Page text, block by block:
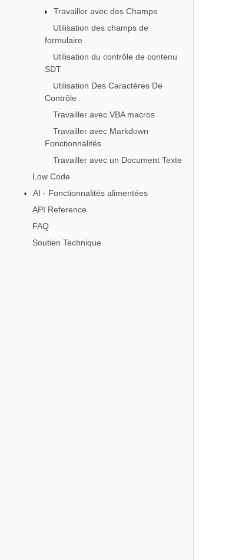
Travailler avec des Champs
Utilisation des champs de
formulaire
Utilisation du contrôle de contenu
SDT
Utilisation Des Caractères De
Contrôle
Travailler avec VBA macros
Travailler avec Markdown
Fonctionnalités
Travailler avec un Document Texte
Low Code
AI - Fonctionnalités alimentées
API Reference
FAQ
Soutien Technique